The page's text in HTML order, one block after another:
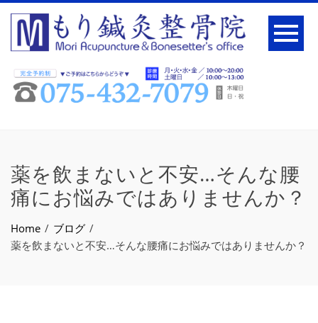
薬を飲まないと不安…そんな腰
痛にお悩みではありませんか？
Home
ブログ
薬を飲まないと不安…そんな腰痛にお悩みではありませんか？